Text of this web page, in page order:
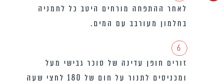
לאחר ההתפחה מורחים היטב כל לחמניה
בחלמון מעורבב עם המים.
6
זורים חופן עדינה של סוכר גבישי מעל
ומכניסים לתנור על חום של 180 לחצי שעה